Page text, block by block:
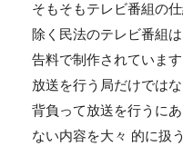
そもそもテレビ番組の
除く民法のテレビ番組
告料で制作されています
放送を行う局だけでは
背負って放送を行うに
ない内容を大々 的に扱